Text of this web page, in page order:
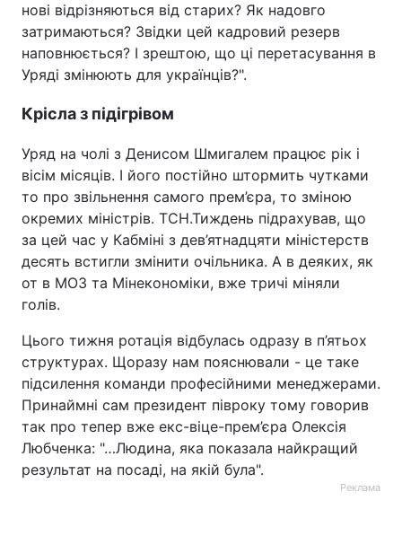
нові відрізняються від старих? Як надовго
затримаються? Звідки цей кадровий резерв
наповнюється? І зрештою, що ці перетасування в
Уряді змінюють для українців?".
Крісла з підігрівом
Уряд на чолі з Денисом Шмигалем працює рік і
вісім місяців. І його постійно штормить чутками
то про звільнення самого прем’єра, то зміною
окремих міністрів. ТСН.Тиждень підрахував, що
за цей час у Кабміні з дев’ятнадцяти міністерств
десять встигли змінити очільника. А в деяких, як
от в МОЗ та Мінекономіки, вже тричі міняли
голів.
Цього тижня ротація відбулась одразу в п’ятьох
структурах. Щоразу нам пояснювали - це таке
підсилення команди професійними менеджерами.
Принаймні сам президент півроку тому говорив
так про тепер вже екс-віце-прем’єра Олексія
Любченка: "…Людина, яка показала найкращий
результат на посаді, на якій була".
Реклама